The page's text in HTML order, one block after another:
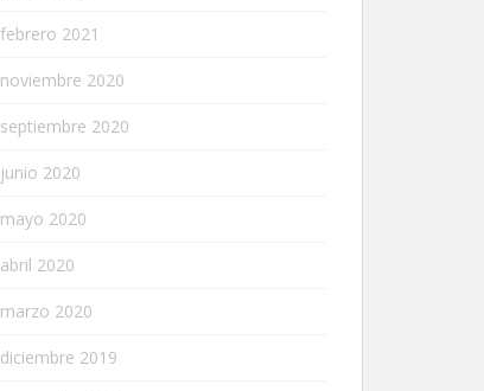
febrero 2021
noviembre 2020
septiembre 2020
junio 2020
mayo 2020
abril 2020
marzo 2020
diciembre 2019